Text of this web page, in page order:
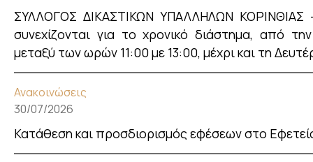
ΣΥΛΛΟΓΟΣ ΔΙΚΑΣΤΙΚΩΝ ΥΠΑΛΛΗΛΩΝ ΚΟΡΙΝΘΙΑΣ -
συνεχίζονται για το χρονικό διάστημα, από
μεταξύ των ωρών 11:00 με 13:00, μέχρι και τη
Ανακοινώσεις
30/07/2026
Κατάθεση και προσδιορισμός εφέσεων στο